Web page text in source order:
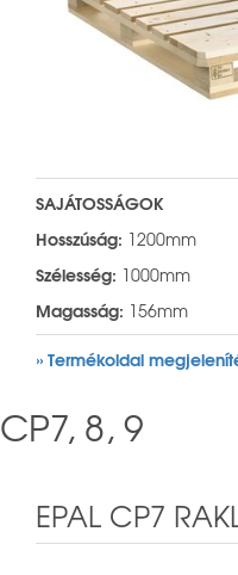
SAJÁTOSSÁGOK
Hosszúság: 1200mm
Szélesség: 1000mm
Magasság: 156mm
» Termékoldal
CP7, 8, 9
EPAL CP7